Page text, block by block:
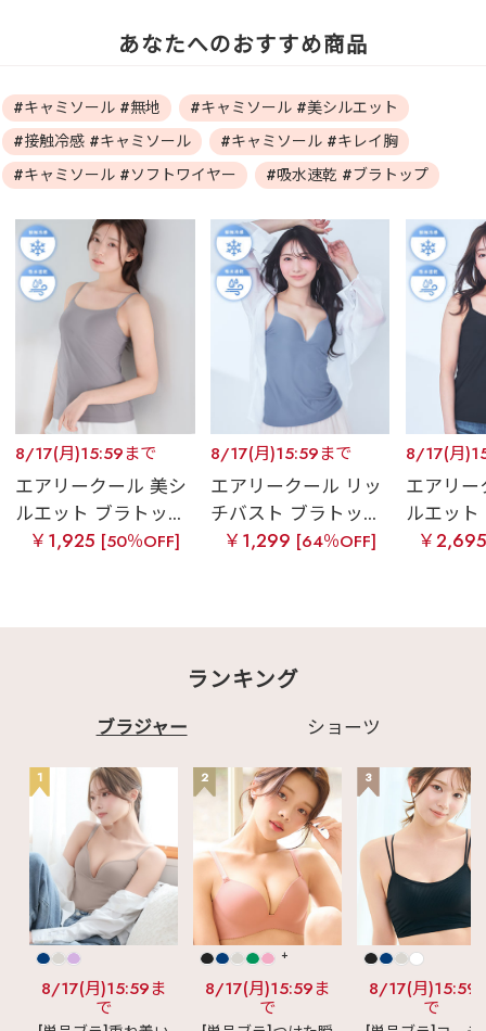
あなたへのおすすめ商品
#キャミソール #無地
#キャミソール #美シルエット
#接触冷感 #キャミソール
#キャミソール #キレイ胸
#キャミソール #ソフトワイヤー
#吸水速乾 #ブラトップ
8/17(月)15:59まで
エアリークール 美シ
ルエット ブラトッ...
￥1,925 [50％OFF]
8/17(月)15:59まで
エアリークール リッ
チバスト ブラトッ...
￥1,299 [64％OFF]
8/17(月
エアリー
ルエット
￥
ランキング
ブラジャー ショーツ
1
8/17(月)15:59ま
で
2
+
8/17(月)15:59ま
で
3
8/17(月)15:59
で